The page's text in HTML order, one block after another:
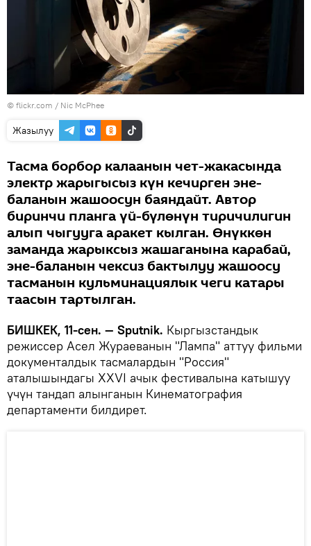
© flickr.com / Nic McPhee
Жазылуу
Тасма борбор калаанын чет-жакасында
электр жарыгысыз күн кечирген эне-
баланын жашоосун баяндайт. Автор
биринчи планга үй-бүлөнүн тиричилигин
алып чыгууга аракет кылган. Өнүккөн
заманда жарыксыз жашаганына карабай,
эне-баланын чексиз бактылуу жашоосу
тасманын кульминациялык чеги катары
таасын тартылган.
БИШКЕК, 11-сен. — Sputnik. Кыргызстандык
режиссер Асел Жураеванын "Лампа" аттуу фильми
документалдык тасмалардын "Россия"
аталышындагы XXVI ачык фестивалына катышуу
үчүн тандап алынганын Кинематография
департаменти билдирет.